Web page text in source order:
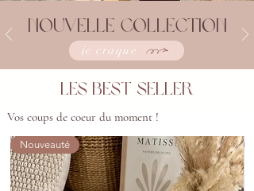
Nouvelle collection
je craque
Les best seller
Nouveauté
Vos coups de coeur du moment !